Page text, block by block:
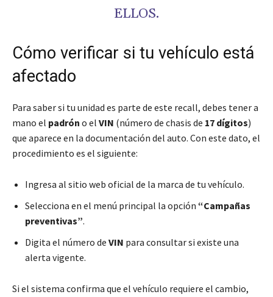
ELLOS.
Cómo verificar si tu vehículo está
afectado
Para saber si tu unidad es parte de este recall, debes tener a
mano el padrón o el VIN (número de chasis de 17 dígitos)
que aparece en la documentación del auto. Con este dato, el
procedimiento es el siguiente:
Ingresa al sitio web oficial de la marca de tu vehículo.
Selecciona en el menú principal la opción “Campañas
preventivas”.
Digita el número de VIN para consultar si existe una
alerta vigente.
Si el sistema confirma que el vehículo requiere el cambio,